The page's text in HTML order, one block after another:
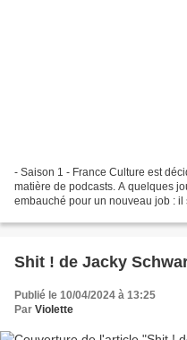
- Saison 1 - France Culture est
matière de podcasts. A quelques
embauché pour un nouveau job : il
Shit ! de Jacky
Publié le 10/04/2024 à 13:25
Par Violette